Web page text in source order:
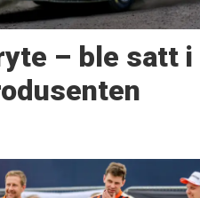
– ble satt i